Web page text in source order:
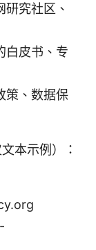
究社区、
白皮书、专
策、数据保
本示例）：